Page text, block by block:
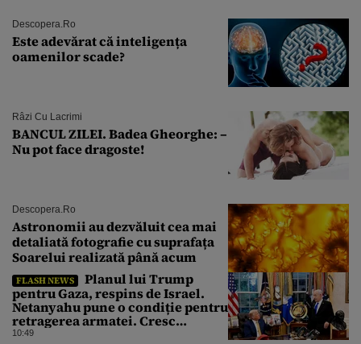
Descopera.ro
Este adevărat că inteligența
oamenilor scade?
Râzi Cu Lacrimi
BANCUL ZILEI. Badea Gheorghe: –
Nu pot face dragoste!
Descopera.ro
Astronomii au dezvăluit cea mai
detaliată fotografie cu suprafața
Soarelui realizată până acum
FLASH NEWS
Planul lui Trump
pentru Gaza, respins de Israel.
Netanyahu pune o condiție pentru
retragerea armatei. Cresc
tensiunile în Orientul Mijlociu
10:49